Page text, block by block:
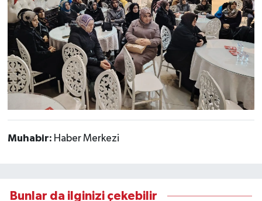
Muhabir: Haber Merkezi
Bunlar da ilginizi çekebilir